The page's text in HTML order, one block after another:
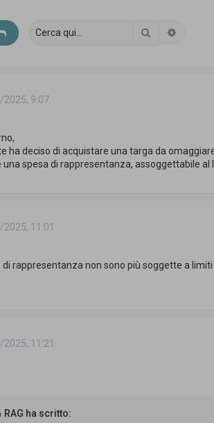
Cerca
9:07
ha deciso di acquistare una targa da
una spesa di rappresentanza, assoggettabile al
11:01
di rappresentanza non sono più soggette a limiti
11:21
RAG ha scritto: